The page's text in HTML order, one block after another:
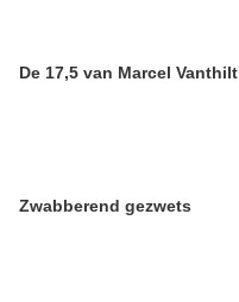
De 17,5 van Marcel Vanthilt
Zwabberend gezwets